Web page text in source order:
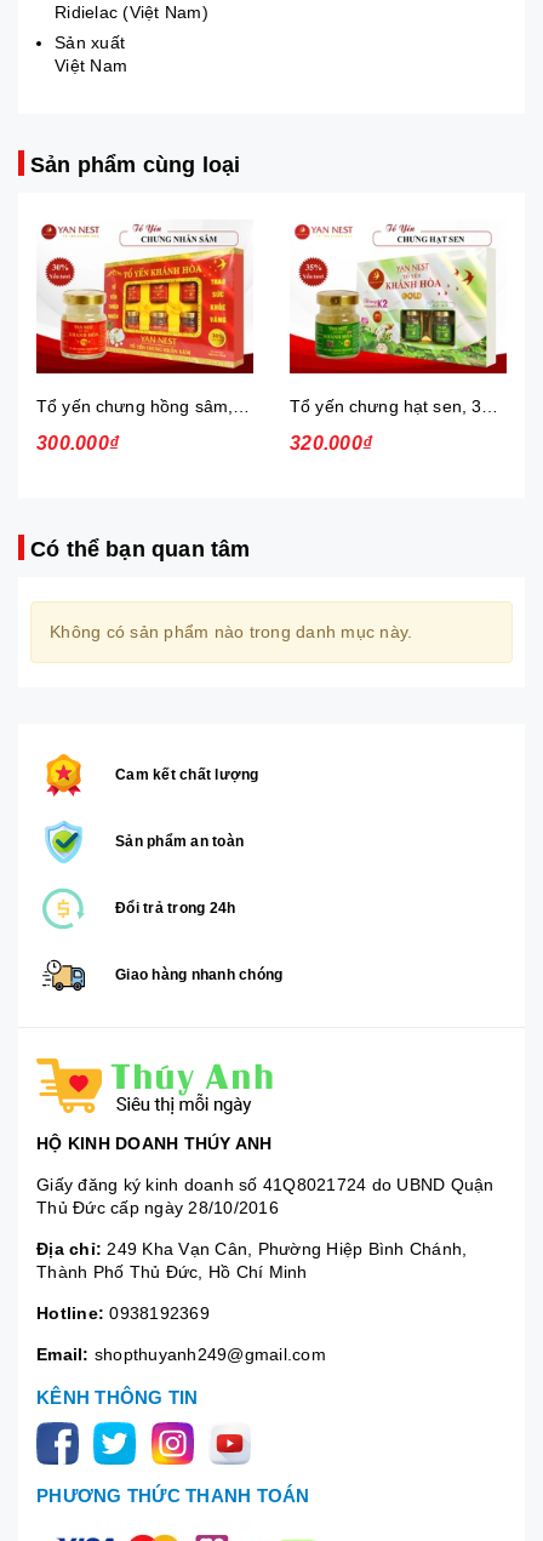
Ridielac (Việt Nam)
Sản xuất
Việt Nam
Sản phẩm cùng loại
300.000₫ 320.000₫
Có thể bạn quan tâm
Không có sản phẩm nào trong danh mục này.
Cam kết chất lượng
Sản phẩm an toàn
Đổi trả trong 24h
Giao hàng nhanh chóng
HỘ KINH DOANH THÚY ANH
Giấy đăng ký kinh doanh số 41Q8021724 do UBND Quận
Thủ Đức cấp ngày 28/10/2016
Địa chỉ: 249 Kha Vạn Cân, Phường Hiệp Bình Chánh,
Thành Phố Thủ Đức, Hồ Chí Minh
Hotline: 0938192369
Email: shopthuyanh249@gmail.com
KÊNH THÔNG TIN
PHƯƠNG THỨC THANH TOÁN